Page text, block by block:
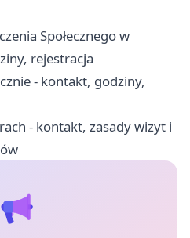
Społecznego w
rejestracja
- kontakt, godziny,
- kontakt, zasady wizyt i